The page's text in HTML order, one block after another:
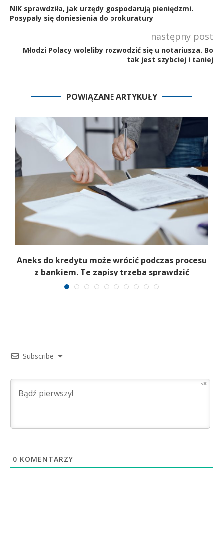
NIK sprawdziła, jak urzędy gospodarują pieniędzmi.
Posypały się doniesienia do prokuratury
następny post
Młodzi Polacy woleliby rozwodzić się u notariusza. Bo
tak jest szybciej i taniej
POWIĄZANE ARTYKUŁY
Aneks do kredytu może wrócić podczas procesu
z bankiem. Te zapisy trzeba sprawdzić
Subscribe
500
0 KOMENTARZY